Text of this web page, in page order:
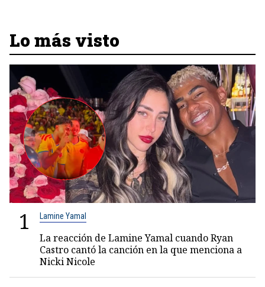
Lo más visto
1 Lamine Yamal
La reacción de Lamine Yamal cuando Ryan
Castro cantó la canción en la que menciona a
Nicki Nicole